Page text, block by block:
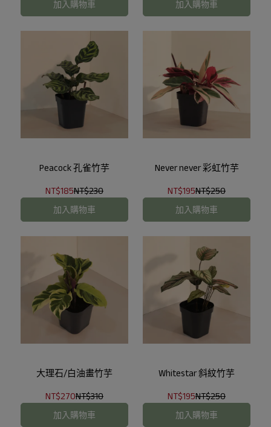
加入購物車 加入購物車
Peacock 孔雀竹芋
NT$185NT$230
加入購物車
Never never 彩虹竹芋
NT$195NT$250
加入購物車
大理石/白油畫竹芋
NT$270NT$310
加入購物車
Whitestar 斜紋竹芋
NT$195NT$250
加入購物車